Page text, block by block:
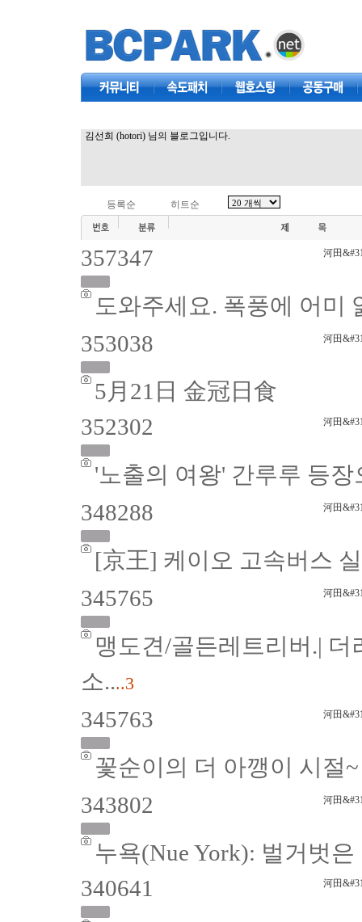
김선희 (hotori) 님의 블로그입니다.
등록순 히트순
357347
도와주세요. 폭풍에 어미
河田
353038
5月21日 金冠日食
河田
352302
'노출의 여왕' 간루루 등
河田
348288
[京王] 케이오 고속버스
河田
345765
맹도견/골든레트리버.|
소....3
河田
345763
꽃순이의 더 아깽이 시절
河田
343802
누욕(Nue York): 벌거벗
河田
340641
河田